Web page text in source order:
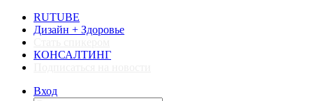
RUTUBE
Дизайн + Здоровье
КОНСАЛТИНГ
Вход